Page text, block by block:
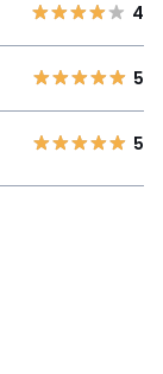
4
5
5